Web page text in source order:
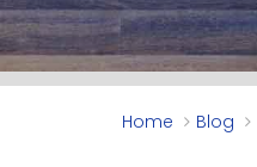
Home Blog